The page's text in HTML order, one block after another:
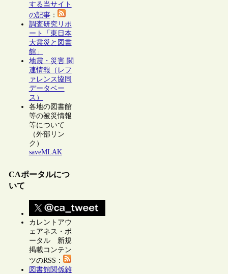
する当サイト
の記事：
調査研究リポ
ート「東日本
大震災と図書
館」
地震・災害 関
連情報（レフ
ァレンス協同
データベー
ス）
各地の図書館
等の被災情報
等について
（外部リン
ク）
saveMLAK
CAポータルにつ
いて
カレントアウ
ェアネス・ポ
ータル 新規
掲載コンテン
ツのRSS：
図書館関係雑